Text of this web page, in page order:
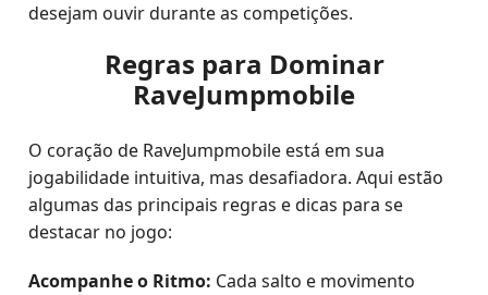
desejam ouvir durante as competições.
Regras para Dominar
RaveJumpmobile
O coração de RaveJumpmobile está em sua
jogabilidade intuitiva, mas desafiadora. Aqui estão
algumas das principais regras e dicas para se
destacar no jogo:
Acompanhe o Ritmo: Cada salto e movimento